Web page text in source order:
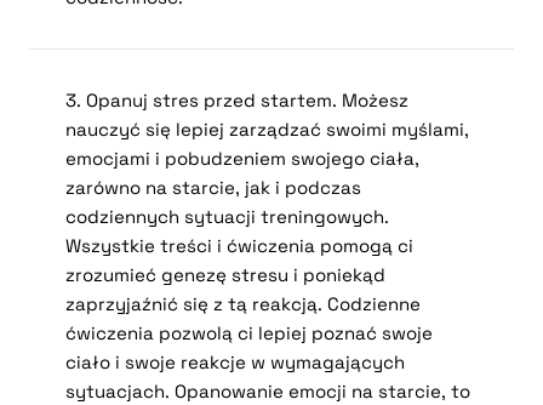
3. Opanuj stres przed startem. Możesz
nauczyć się lepiej zarządzać swoimi myślami,
emocjami i pobudzeniem swojego ciała,
zarówno na starcie, jak i podczas
codziennych sytuacji treningowych.
Wszystkie treści i ćwiczenia pomogą ci
zrozumieć genezę stresu i poniekąd
zaprzyjaźnić się z tą reakcją. Codzienne
ćwiczenia pozwolą ci lepiej poznać swoje
ciało i swoje reakcje w wymagających
sytuacjach. Opanowanie emocji na starcie, to